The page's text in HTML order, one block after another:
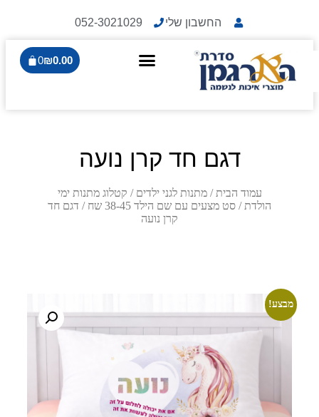
החשבון שלי 052-3021029
₪0.00
0
דגם חד קרן נועה
עמוד הבית /מתנות לגני ילדים / קטלוג מתנות ימי
הולדת / סט מצעים עם שם הילד 38-45 שח
/ דגם חד
קרן נועה
מבצע!